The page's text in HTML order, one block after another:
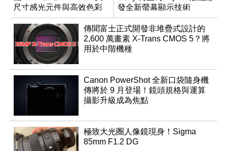
尺寸感光元件與高效色彩
管理
發全新螢幕顯示技術
傳聞富士正式開發非堆疊式設計的
2,600 萬畫素 X-Trans CMOS 5？將
用於中階機種
Canon PowerShot 全新口袋隨身機
傳將於 9 月登場！鏡頭規格與運算
攝影升級成為焦點
極致大光圈人像鏡現身！Sigma
85mm F1.2 DG